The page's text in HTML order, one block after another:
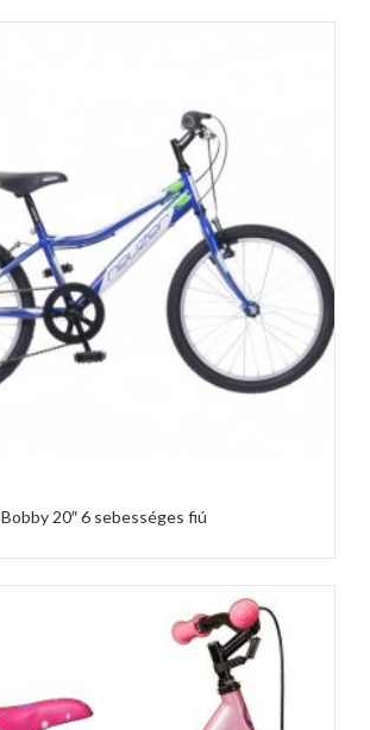
Bobby 20″ 6 sebességes fiú